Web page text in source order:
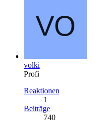
volki
Profi
Reaktionen
1
Beiträge
740